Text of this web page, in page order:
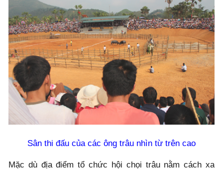
Sân thi đấu của các ông trâu nhìn từ trên cao
Mặc dù địa điểm tổ chức hội chọi trâu nằm cách xa